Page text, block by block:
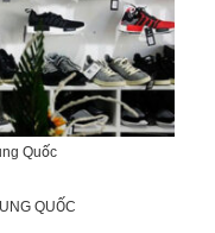
Quốc
QUỐC